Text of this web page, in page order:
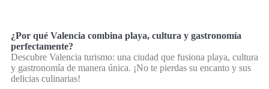
¿Por qué Valencia combina playa, cultura y gastronomía
perfectamente?
Descubre Valencia turismo: una ciudad que fusiona playa, cultura
y gastronomía de manera única. ¡No te pierdas su encanto y sus
delicias culinarias!